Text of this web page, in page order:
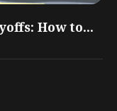
How to...